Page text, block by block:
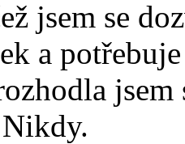
jsem se
a